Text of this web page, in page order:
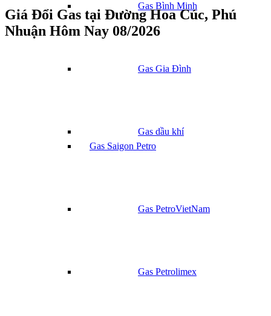
Gas Bình Minh
Gas Gia Đình
Gas dầu khí
Gas Saigon Petro
Gas PetroVietNam
Gas Petrolimex
Giá Đổi Gas tại Đường Hoa Cúc, Phú
Nhuận Hôm Nay 08/2026